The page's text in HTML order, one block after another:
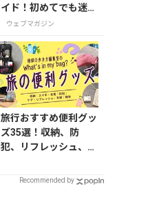
イド！初めてでも迷わ
ない
ウェブマガジン
旅行おすすめ便利グッ
ズ35選！収納、防
犯、リフレッシュ、ど
集者の旅の持ち物】
Recommended by